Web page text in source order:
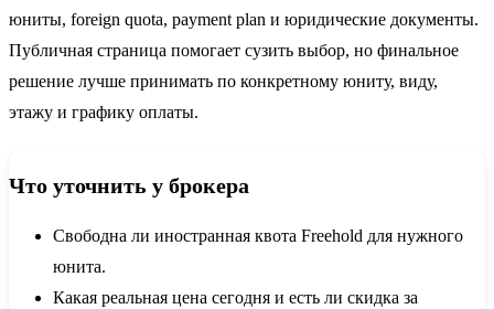
юниты, foreign quota, payment plan и юридические документы.
Публичная страница помогает сузить выбор, но финальное
решение лучше принимать по конкретному юниту, виду,
этажу и графику оплаты.
Что уточнить у брокера
Свободна ли иностранная квота Freehold для нужного
юнита.
Какая реальная цена сегодня и есть ли скидка за